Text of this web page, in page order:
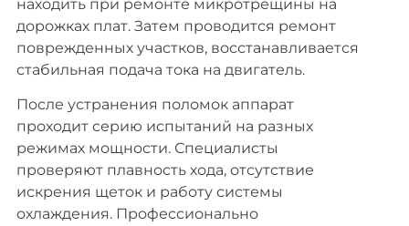
находить при ремонте микротрещины на
дорожках плат. Затем проводится ремонт
поврежденных участков, восстанавливается
стабильная подача тока на двигатель.
После устранения поломок аппарат
проходит серию испытаний на разных
режимах мощности. Специалисты
проверяют плавность хода, отсутствие
искрения щеток и работу системы
охлаждения. Профессионально